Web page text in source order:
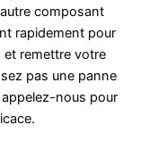
composant
rapidement pour
et remettre votre
pas une panne
nous pour